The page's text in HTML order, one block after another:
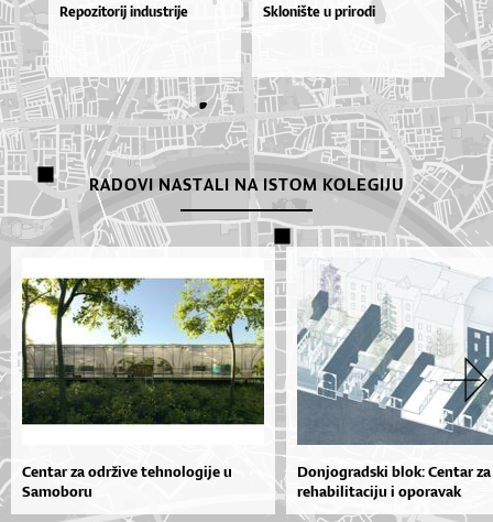
Repozitorij industrije Sklonište u prirodi
RADOVI NASTALI NA ISTOM KOLEGIJU
Centar za održive tehnologije u
Samoboru
Donjogradski blok: Centar za
rehabilitaciju i oporavak